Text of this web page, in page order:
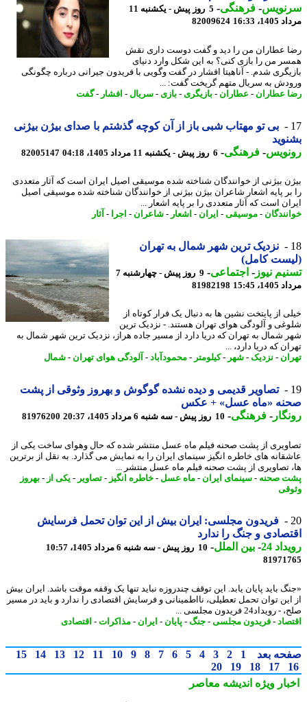
-فرهنگی-
5 روز پیش - یکشنبه 11
16:33
82009624
عطاران من را دید و گفت دوست داری نقش
من را بازی کنی؟ به این شکل وارد دنیای
شدم. - آناهیتا افشار در گفت وگویی با فریدون جیرانی درباره چگونگی
به سریال متهم گریخت گفت: ...
عطاران- عطاران- بازیگری- بازی - سریال-افشار-گفت
بی تو مهتاب شبی باز از آن کوچه گذشتم با صدای بیژن بیژنی
-فرهنگی-6 روز پیش - یکشنبه 11 مرداد 1405، 04:18 82005147
بیژنی از خوانندگان شناخته شده موسیقی اصیل ایران است که آثار متعددی
پایه اشعار شاعران بیژن بیژنی از خوانندگان شناخته شده موسیقی اصیل
است که آثار متعددی را بر پایه اشعار ...
-موسیقی-ایران - اشعار-شاعران- اجرا -آثار
نزدیک ترین شهر شمال به تهران
کامل)
نیوز-اجتماعی-
9 روز پیش - چهارشنبه 7
15:45
81982198
از پایتخت نشین ها به دنبال یک فرار کوتاه از
و آلودگی هوای تهران هستند. - نزدیک ترین
شمال به تهران که دریا دارد از مسیر جاده هراز، نزدیک ترین شهر شمال به
که دریا دارد، ...
- نزدیک -شهر -کیلومتر-محمودآباد- آلودگی هوای تهران- شمال
تصاویر قدیمی و دیده نشده گوگوش و بهروز وثوقی از پشت
«ماه عسل» + عکس
-فرهنگی-10 روز پیش - سه شنبه 6 مرداد 1405، 20:37 81976200
از پشت صحنه فیلم ماه عسل منتشر شده که حال وهوای ساخت یکی از
های خاطره انگیز سینمای ایران را به نمایش می گذارد. به نقل از برترین
تصاویری از پشت صحنه فیلم ماه عسل منتشر ...
صحنه-سینمای ایران - ماه عسل-خاطره انگیز -تصاویر-یکی از-بهروز
فریدون مجلسی: ایران بیش از این توان تحمل فرسایش
و جنگ را ندارد
24
-بین الملل-10 روز پیش - سه شنبه 6 مرداد 1405، 10:57
باید پایان یابد. این توقف چندروزه نباید تنها یک وقفه موقت باشد. ایران بیش
توان تحمل تعطیلی، نااطمینانی و فرسایش اقتصادی را ندارد و باید در مسیر
فریدون مجلسی ...
-فریدون مجلسی-جنگ -پایان-ایران - مذاکرات- اقتصادی
بعد 1
2
3
4
5
6
7
8
9
10
11
12
13
14
15
17
18
19
20
ویژهاندیشه معاصر